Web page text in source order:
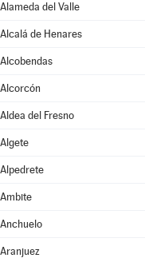
Alameda del Valle
Alcalá de Henares
Alcobendas
Alcorcón
Aldea del Fresno
Algete
Alpedrete
Ambite
Anchuelo
Aranjuez